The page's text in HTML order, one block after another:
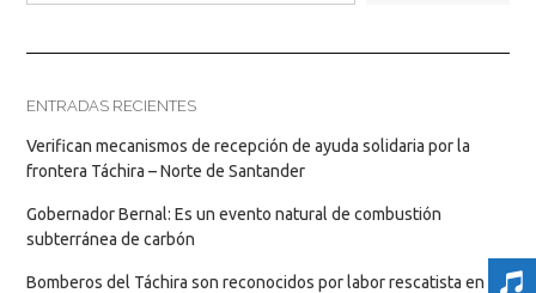
ENTRADAS RECIENTES
Verifican mecanismos de recepción de ayuda solidaria por la
frontera Táchira – Norte de Santander
Gobernador Bernal: Es un evento natural de combustión
subterránea de carbón
Bomberos del Táchira son reconocidos por labor rescatista en